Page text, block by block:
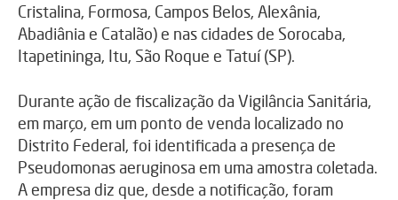
Cristalina, Formosa, Campos Belos, Alexânia,
Abadiânia e Catalão) e nas cidades de Sorocaba,
Itapetininga, Itu, São Roque e Tatuí (SP).
Durante ação de fiscalização da Vigilância Sanitária,
em março, em um ponto de venda localizado no
Distrito Federal, foi identificada a presença de
Pseudomonas aeruginosa em uma amostra coletada.
A empresa diz que, desde a notificação, foram